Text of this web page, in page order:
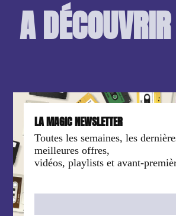
A
LA MAGIC NEWSLETTER
Toutes les semaines, les
meilleures offres,
vidéos, playlists et avant-